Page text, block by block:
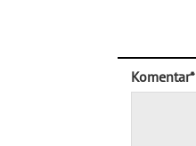
Komentar*